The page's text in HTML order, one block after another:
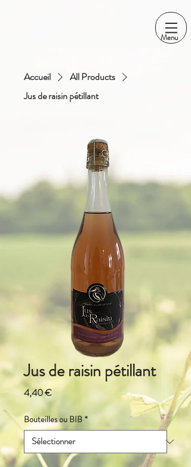
Menu
Accueil
All Products
Jus de raisin pétillant
Jus de raisin pétillant
4,40 €Prix
Bouteilles ou BIB *